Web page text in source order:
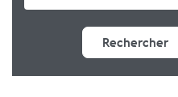
Rechercher